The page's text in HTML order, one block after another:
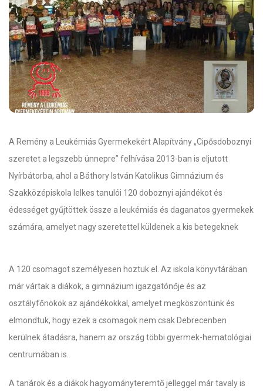
A Remény a Leukémiás Gyermekekért Alapítvány „Cipősdoboznyi
szeretet a legszebb ünnepre” felhívása 2013-ban is eljutott
Nyírbátorba, ahol a Báthory István Katolikus Gimnázium és
Szakközépiskola lelkes tanulói 120 doboznyi ajándékot és
édességet gyűjtöttek össze a leukémiás és daganatos gyermekek
számára, amelyet nagy szeretettel küldenek a kis betegeknek
A 120 csomagot személyesen hoztuk el. Az iskola könyvtárában
már vártak a diákok, a gimnázium igazgatónője és az
osztályfőnökök az ajándékokkal, amelyet megköszöntünk és
elmondtuk, hogy ezek a csomagok nem csak Debrecenben
kerülnek átadásra, hanem az ország többi gyermek-hematológiai
centrumában is.
A tanárok és a diákok hagyományteremtő jelleggel már tavaly is